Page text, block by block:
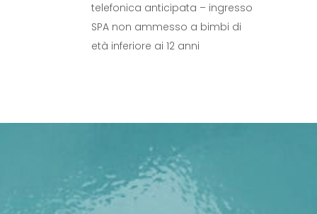
telefonica anticipata – ingresso
SPA non ammesso a bimbi di
età inferiore ai 12 anni